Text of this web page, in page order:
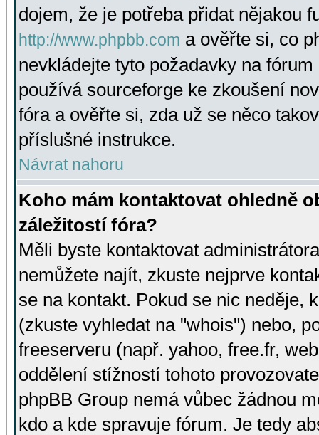
dojem, že je potřeba přidat nějakou
http://www.phpbb.com a ověřte si, co
nevkládejte tyto požadavky na
používá sourceforge ke zkoušení
fóra a ověřte si, zda už se něco
příslušné instrukce.
Návrat nahoru
Koho mám kontaktovat ohledně
záležitostí fóra?
Měli byste kontaktovat
nemůžete najít, zkuste nejprve
se na kontakt. Pokud se nic neděje,
(zkuste vyhledat na "whois") nebo,
freeserveru (např. yahoo, free.fr,
oddělení stížností tohoto
phpBB Group nemá vůbec žádnou
kdo a kde spravuje fórum. Je tedy